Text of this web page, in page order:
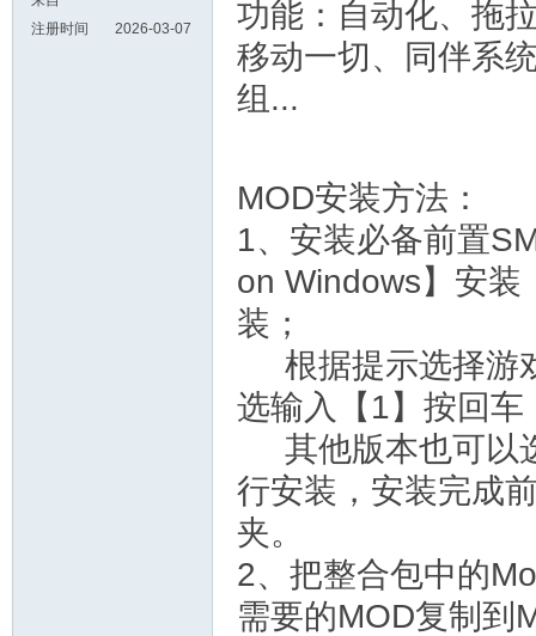
注册时间
2026-03-07
功能：自动化、拖
移动一切、同伴系
组...
MOD安装方法：
1、安装必备前置
on Windows】安装
装；
根据提示选择游
选输入【1】按回
其他版本也可以
行安装，安装完成
夹。
2、把整合包中的
需要的MOD复制到